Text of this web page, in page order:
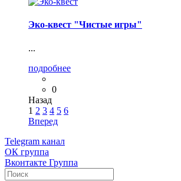
Эко-квест "Чистые игры"
...
подробнее
0
Назад
1 2 3 4 5 6
Вперед
Telegram канал
ОК группа
Вконтакте Группа